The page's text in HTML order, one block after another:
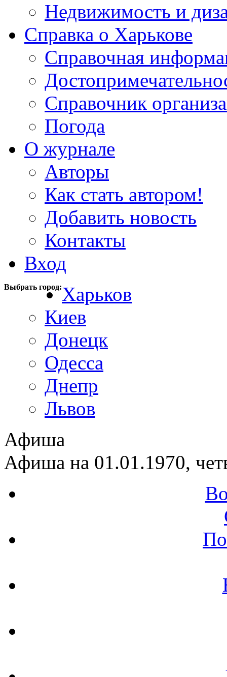
Недвижимость и
Справка о Харькове
Справочная
Справочник
Погода
О журнале
Авторы
Как стать автором!
Добавить новость
Контакты
Вход
Выбрать город:Харьков
Киев
Донецк
Одесса
Днепр
Львов
Афиша
Афиша на 01.01.1970,